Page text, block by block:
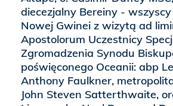
diecezjalny Bereiny -
Nowej Gwinei z wizytą ad
Apostolorum Uczestnicy
Zgromadzenia Synodu
poświęconego Oceanii: abp
Anthony Faulkner,
John Steven Satterthwaite,